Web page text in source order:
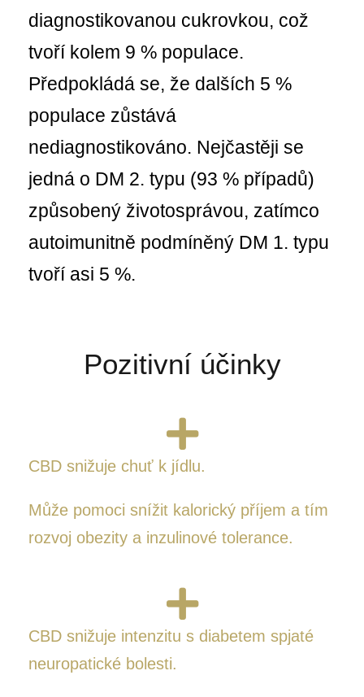
diagnostikovanou cukrovkou, což
tvoří kolem 9 % populace.
Předpokládá se, že dalších 5 %
populace zůstává
nediagnostikováno. Nejčastěji se
jedná o DM 2. typu (93 % případů)
způsobený životosprávou, zatímco
autoimunitně podmíněný DM 1. typu
tvoří asi 5 %.
Pozitivní účinky
CBD snižuje chuť k jídlu.
Může pomoci snížit kalorický příjem a tím
rozvoj obezity a inzulinové tolerance.
CBD snižuje intenzitu s diabetem spjaté
neuropatické bolesti.